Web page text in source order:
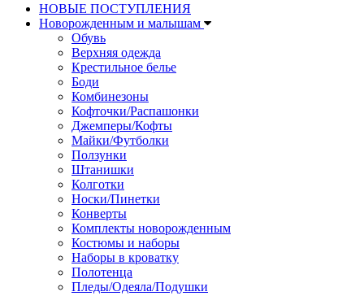
НОВЫЕ ПОСТУПЛЕНИЯ
Новорожденным и малышам
Обувь
Верхняя одежда
Крестильное белье
Боди
Комбинезоны
Кофточки/Распашонки
Джемперы/Кофты
Майки/Футболки
Ползунки
Штанишки
Колготки
Носки/Пинетки
Конверты
Комплекты новорожденным
Костюмы и наборы
Наборы в кроватку
Полотенца
Пледы/Одеяла/Подушки